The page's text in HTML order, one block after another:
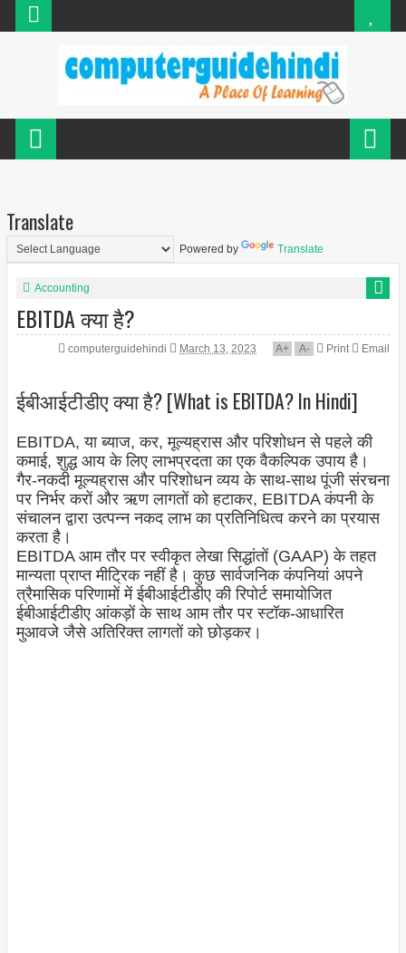
Translate
Powered by Translate
Accounting
EBITDA क्या है?
computerguidehindi March 13, 2023 A+ A- Print Email
ईबीआईटीडीए क्या है? [What is EBITDA? In Hindi]
EBITDA, या ब्याज, कर, मूल्यह्रास और परिशोधन से पहले की
कमाई, शुद्ध आय के लिए लाभप्रदता का एक वैकल्पिक उपाय है।
गैर-नकदी मूल्यह्रास और परिशोधन व्यय के साथ-साथ पूंजी संरचना
पर निर्भर करों और ऋण लागतों को हटाकर, EBITDA कंपनी के
संचालन द्वारा उत्पन्न नकद लाभ का प्रतिनिधित्व करने का प्रयास
करता है।
EBITDA आम तौर पर स्वीकृत लेखा सिद्धांतों (GAAP) के तहत
मान्यता प्राप्त मीट्रिक नहीं है। कुछ सार्वजनिक कंपनियां अपने
त्रैमासिक परिणामों में ईबीआईटीडीए की रिपोर्ट समायोजित
ईबीआईटीडीए आंकड़ों के साथ आम तौर पर स्टॉक-आधारित
मुआवजे जैसे अतिरिक्त लागतों को छोड़कर।